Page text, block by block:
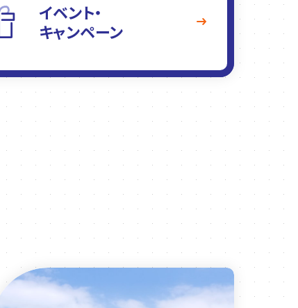
イベント・
キャンペーン